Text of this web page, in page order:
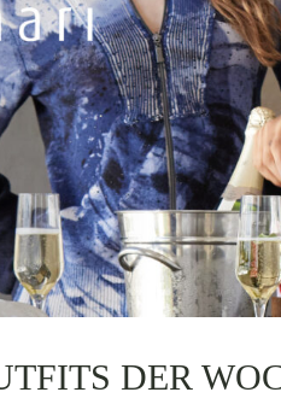
DER